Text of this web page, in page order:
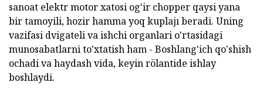
sanoat elektr motor xatosi og'ir chopper qaysi yana
bir tamoyili, hozir hamma yoq kuplajı beradi. Uning
vazifasi dvigateli va ishchi organlari o'rtasidagi
munosabatlarni to'xtatish ham - Boshlang'ich qo'shish
ochadi va haydash vida, keyin rölantide ishlay
boshlaydi.